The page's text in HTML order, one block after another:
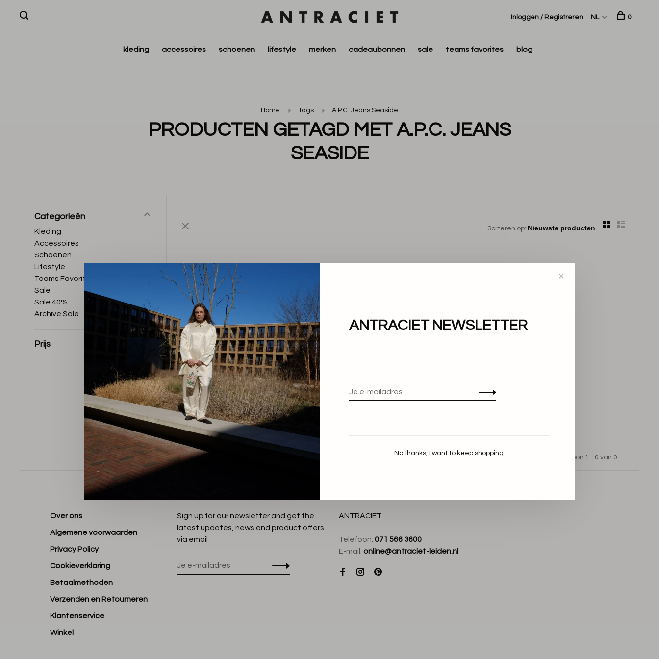
kleding accessoires schoenen lifestyle merken cadeaubonnen sale teams favorites blog
Inloggen / Registreren NL 0
Home Tags A.P.C. Jeans Seaside
PRODUCTEN GETAGD MET A.P.C. JEANS
SEASIDE
Categorieën
Kleding
Accessoires
Schoenen
Lifestyle
Teams Favorites
Sale
Sale 40%
Archive Sale
Prijs
Sorteren op:
Sorteren op: Toon 1 - 0 van 0
Over ons
Algemene voorwaarden
Privacy Policy
Cookieverklaring
Betaalmethoden
Verzenden en Retourneren
Klantenservice
Winkel
Sign up for our newsletter and get the
latest updates, news and product offers
via email
ANTRACIET
Telefoon: 071 566 3600
E-mail: online@antraciet-leiden.nl
✕
ANTRACIET NEWSLETTER
No thanks, I want to keep shopping.